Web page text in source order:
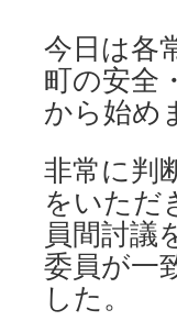
今日は各
町の安全
から始め
非常に判
をいただ
員間討議
委員が一
した。